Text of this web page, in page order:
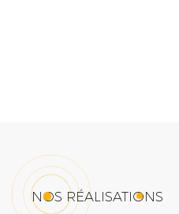
NOS RÉALISATIONS